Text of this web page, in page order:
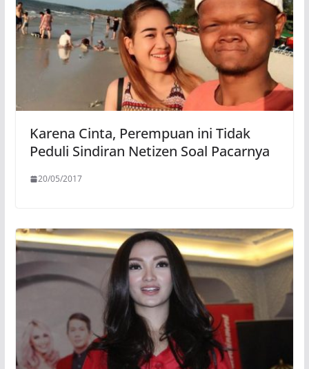
Karena Cinta, Perempuan ini Tidak
Peduli Sindiran Netizen Soal Pacarnya
20/05/2017